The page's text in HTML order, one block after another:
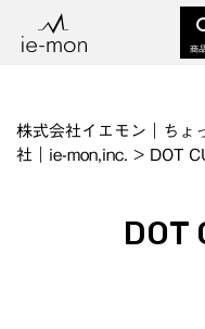
商
株式会社イエモン｜ちょ
社｜ie-mon,inc. > DOT
DOT